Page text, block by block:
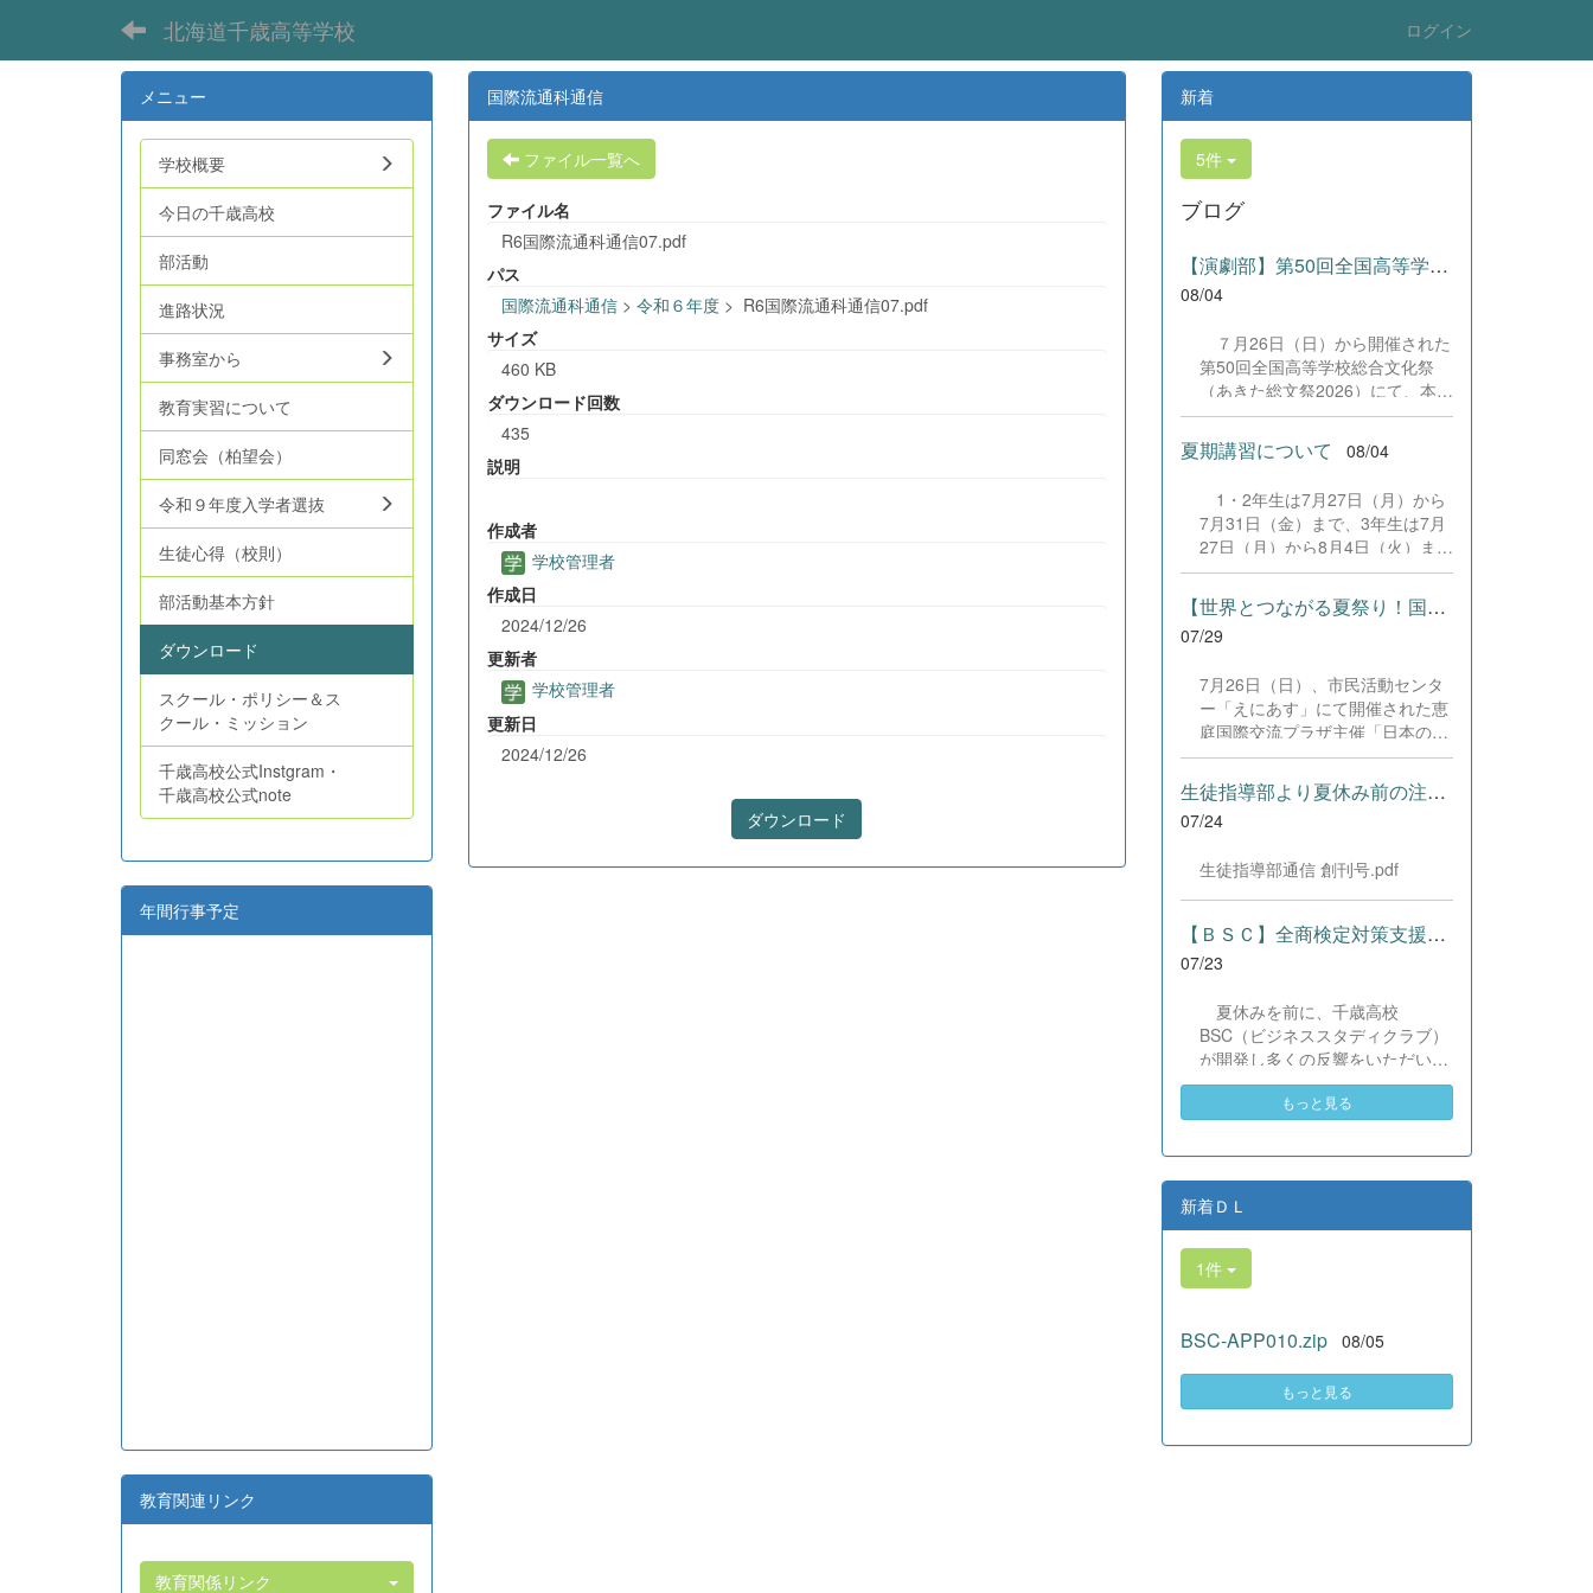
北海道千歳高等学校 ログイン
国際流通科通信
ファイル一覧へ
ファイル名
R6国際流通科通信07.pdf
パス
国際流通科通信> 令和６年度> R6国際流通科通信07.pdf
サイズ
460 KB
ダウンロード回数
435
説明
作成者
学校管理者
作成日
2024/12/26
更新者
学校管理者
更新日
2024/12/26
ダウンロード
メニュー
学校概要
今日の千歳高校
部活動
進路状況
事務室から
教育実習について
同窓会（柏望会）
令和９年度入学者選抜
生徒心得（校則）
部活動基本方針
ダウンロード
スクール・ポリシー＆ス
クール・ミッション
千歳高校公式Instgram・
千歳高校公式note
年間行事予定
教育関連リンク
教育関係リンク
新着
5件
ブログ
【演劇部】第50回全国高等学校総合文化祭にて受賞!
08/04
７月26日（日）から開催された
第50回全国高等学校総合文化祭
（あきた総文祭2026）にて、本校
演劇部が「優良賞」及び「舞台美
術賞」を受賞いたしました。大会
当日は、本校の部員たちもこれま
分に発揮し、堂々と舞台に立ちま
した。緊張感のある全国の舞台に
おいて、一人一人が役割を果た
し、心を込めた演技と表現を披露
することができました。 また、
今回の全国大会出場にあたり、多
ました企業の皆様、ならびに心温
まるご寄付や温かいご声援を寄せ
てくださった地域の皆様方に、心
より感謝申し上げます。皆様から
な励みとなり、全国の舞台で最高
のパフォーマンスと演技を届ける
糧に、さらに表現力に磨きをか
ぬご声援をよろしくお願いいたし
夏期講習について 08/04
1・2年生は7月27日（月）から
7月31日（金）まで、3年生は7月
27日（月）から8月4日（火）まで
の日程で、それぞれ学習に取り組
みました。多くの生徒が意欲的に
参加し、これまでの学習内容の復
習や発展的な内容、受験に向けた
られました。夏期講習で身に付け
た学習習慣や知識を、今後の学校
生活や学習に生かし、一人一人が
さらなる成長につなげてくれるこ
とを期待しています。 &nbsp;
【世界とつながる夏祭り！国際教養科の生徒が多文化共生ボランテ...
07/29
7月26日（日）、市民活動センタ
ー「えにあす」にて開催された恵
庭国際交流プラザ主催「日本の夏
祭り体験」に、本校国際教養科の
生徒6名がボランティアとして参
加しました！ 会場にはウクライ
ナ、ネパール、アフガニスタンな
ヨー釣りや綿あめ、盆踊りなどを
満喫。浴衣姿でイベントを彩った
1年生や、経験を生かして頼もし
く場を仕切る3年生など、生徒た
ちは言葉や国境を超えて笑顔で交
は、「国籍や年齢を問わず笑顔で
寄り添い、自分で考えて動く姿が
素晴らしい。異文化理解のマイン
ドが自然と身についている」と、
賞賛の声をいただきました！ 教室
う広いフィールドで本領を発揮す
る教養科生たち。多文化共生社会
を引っ張る頼もしい姿に、誇らし
さでいっぱいです。 教養科生、ど
んどん外へ飛び出そう！ その温か
い心と行動力を磨き、世界を笑顔
生徒指導部より夏休み前の注意事項
07/24
生徒指導部通信 創刊号.pdf
【ＢＳＣ】全商検定対策支援ポータルサイト「Compath（コンパス）...
07/23
夏休みを前に、千歳高校
BSC（ビジネススタディクラブ）
が開発し多くの反響をいただいて
いる、全商検定合格支援ポータル
サイト『Compath（コンパス）』
ました。 今回もユーザーの皆様
からいただいたアンケートのご意
見をもとに、BSC部員のプログラ
ミングチームがデバッグ（不具合
修正）から新機能の実装までを行
いました。今回のアップデートで
は、ビジネス計算・簿記・ビジネ
務分析・ビジネスコミュニケーシ
の更新プログラムを一挙にリリー
スしました。 具体的には、各検
もっと見る
新着ＤＬ
1件
BSC-APP010.zip 08/05
もっと見る